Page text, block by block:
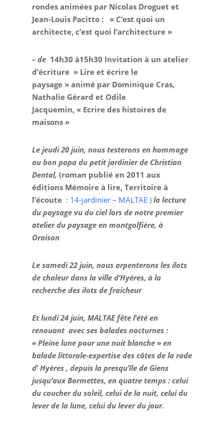
rondes animées par Nicolas Droguet et
Jean-Louis Pacitto : « C’est quoi un
architecte, c’est quoi l’architecture »
– de 14h30 à15h30 Invitation à un atelier
d’écriture » Lire et écrire le
paysage » animé par Dominique Cras,
Nathalie Gérard et Odile
Jacquemin, « Ecrire des histoires de
maisons »
Le jeudi 20 juin, nous testerons en hommage
au bon papa du petit jardinier de Christian
Dental, (roman publié en 2011 aux
éditions Mémoire à lire, Territoire à
l’écoute : 14-jardinier – MALTAE ) la lecture
du paysage vu du ciel lors de notre premier
atelier du paysage en montgolfière, à
Oraison
Le samedi 22 juin, nous arpenterons les ilots
de chaleur dans la ville d’Hyères, à la
recherche des ilots de fraicheur
Et lundi 24 juin, MALTAE fête l’été en
renouant avec ses balades nocturnes :
« Pleine lune pour une nuit blanche » en
balade littorale-expertise des côtes de la rade
d’ Hyères , depuis la presqu’île de Giens
jusqu’aux Bormettes, en quatre temps : celui
du coucher du soleil, celui de la nuit, celui du
lever de la lune, celui du lever du jour.